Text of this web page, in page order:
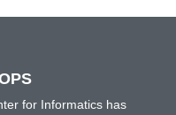
for Informatics has